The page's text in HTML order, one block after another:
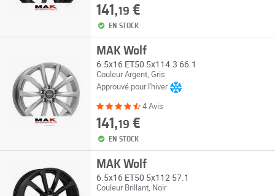
141,19 €
EN STOCK
MAK Wolf
6.5x16 ET50 5x114.3 66.1
Couleur Argent, Gris
Approuvé pour l'hiver
4 Avis
141,19 €
EN STOCK
MAK Wolf
6.5x16 ET50 5x112 57.1
Couleur Brillant, Noir